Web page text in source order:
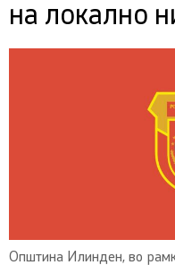
на локално
Општина Илинден, во